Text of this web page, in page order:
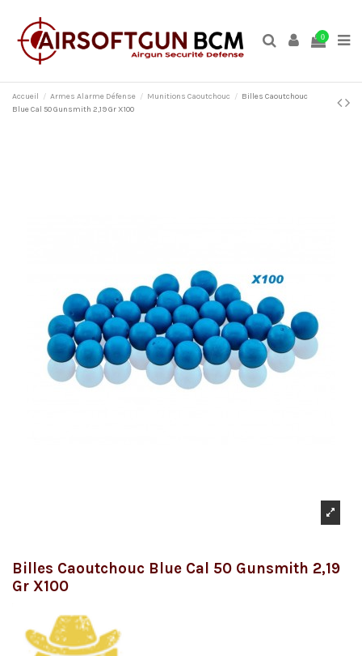
0
Accueil Armes Alarme Défense Munitions Caoutchouc
Billes Caoutchouc
Blue Cal 50 Gunsmith 2,19 Gr X100
Billes Caoutchouc Blue Cal 50 Gunsmith 2,19
Gr X100